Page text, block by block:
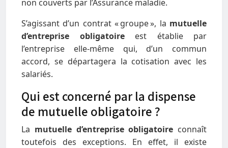
non couverts par l’Assurance maladie.
S’agissant d’un contrat « groupe », la mutuelle
d’entreprise obligatoireest établie par
l’entreprise elle-même qui, d’un commun
accord, se départagera la cotisation avec les
salariés.
Qui est concerné par la dispense
de mutuelle obligatoire ?
La mutuelle d’entreprise obligatoire connaît
toutefois des exceptions. En effet, il existe